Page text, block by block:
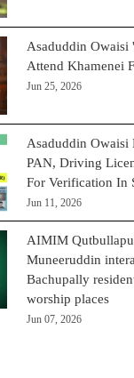
Asaduddin Owaisi
Attend Khamenei
Jun 25, 2026
Asaduddin Owaisi
PAN, Driving
For Verification In
Jun 11, 2026
AIMIM
Muneeruddin
Bachupally
worship places
Jun 07, 2026